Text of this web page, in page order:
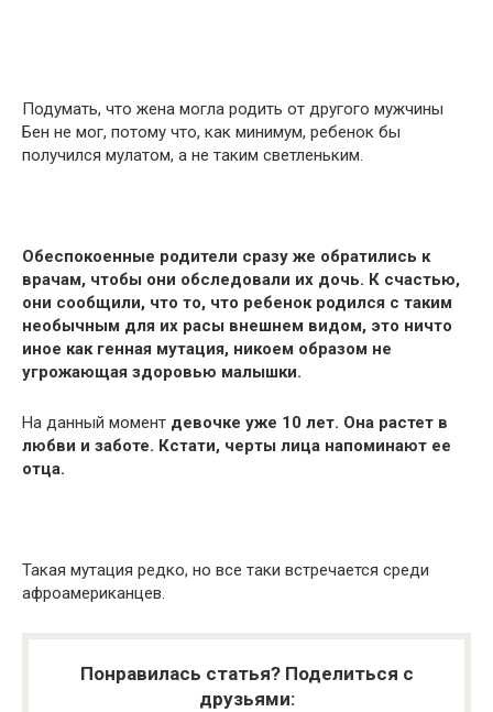
Подумать, что жена могла родить от другого мужчины
Бен не мог, потому что, как минимум, ребенок бы
получился мулатом, а не таким светленьким.
Обеспокоенные родители сразу же обратились к
врачам, чтобы они обследовали их дочь. К счастью,
они сообщили, что то, что ребенок родился с таким
необычным для их расы внешнем видом, это ничто
иное как генная мутация, никоем образом не
угрожающая здоровью малышки.
На данный момент девочке уже 10 лет. Она растет в
любви и заботе. Кстати, черты лица напоминают ее
отца.
Такая мутация редко, но все таки встречается среди
афроамериканцев.
Понравилась статья? Поделиться с
друзьями: